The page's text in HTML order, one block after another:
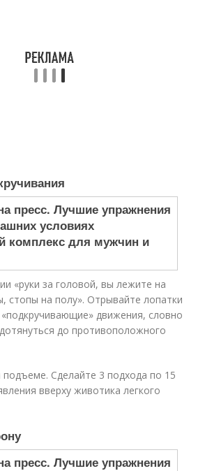
«руки за головой, вы лежите на
стопы на полу». Отрывайте лопатки
движения, словно
до противоположного
Сделайте 3 подхода по 15
вверху животика легкого